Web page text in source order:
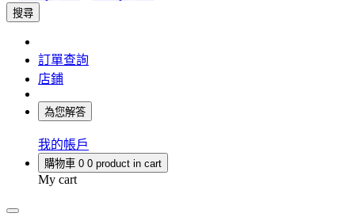
搜尋
訂單查詢
店鋪
為您解答
我的帳戶
購物車 0 0 product in cart
My cart